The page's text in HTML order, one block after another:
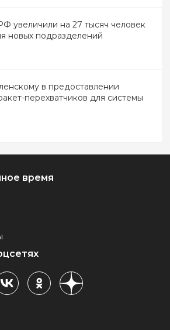
увеличили на 27 тысяч человек
новых подразделений
в предоставлении
перехватчиков для системы
время